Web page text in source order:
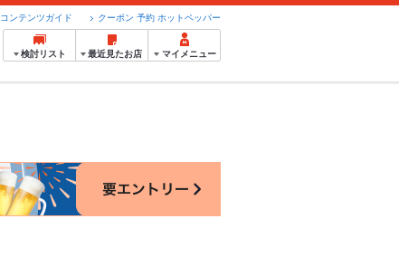
クーポン 予約 ホットペッパー
コンテンツガイド
検討リスト 最近見たお店 マイメニュー